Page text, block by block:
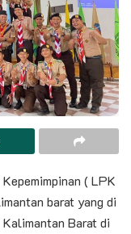
( LPK
barat yang di
Barat di